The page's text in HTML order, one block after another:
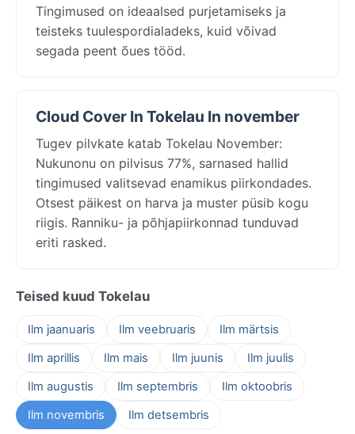
Tingimused on ideaalsed purjetamiseks ja
teisteks tuulespordialadeks, kuid võivad
segada peent õues tööd.
Cloud Cover In Tokelau In november
Tugev pilvkate katab Tokelau November:
Nukunonu on pilvisus 77%, sarnased hallid
tingimused valitsevad enamikus piirkondades.
Otsest päikest on harva ja muster püsib kogu
riigis. Ranniku- ja põhjapiirkonnad tunduvad
eriti rasked.
Teised kuud Tokelau
Ilm jaanuaris Ilm veebruaris
Ilm märtsis
Ilm aprillis
Ilm mais Ilm juunis
Ilm juulis
Ilm augustis
Ilm septembris
Ilm oktoobris
Ilm novembris
Ilm detsembris